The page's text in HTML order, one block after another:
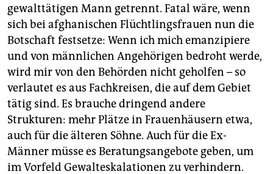
gewalttätigen Mann getrennt. Fatal wäre, wenn
sich bei afghanischen Flüchtlingsfrauen nun die
Botschaft festsetze: Wenn ich mich emanzipiere
und von männlichen Angehörigen bedroht werde,
wird mir von den Behörden nicht geholfen – so
verlautet es aus Fachkreisen, die auf dem Gebiet
tätig sind. Es brauche dringend andere
Strukturen: mehr Plätze in Frauenhäusern etwa,
auch für die älteren Söhne. Auch für die Ex-
Männer müsse es Beratungsangebote geben, um
im Vorfeld Gewalteskalationen zu verhindern.